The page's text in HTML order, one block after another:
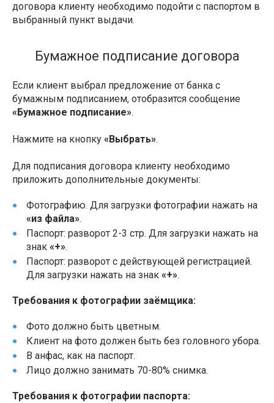
договора клиенту необходимо подойти с паспортом в
выбранный пункт выдачи.
Бумажное подписание договора
Если клиент выбрал предложение от банка с
бумажным подписанием, отобразится сообщение
«Бумажное подписание».
Нажмите на кнопку «Выбрать».
Для подписания договора клиенту необходимо
приложить дополнительные документы:
Фотографию. Для загрузки фотографии нажать на
«из файла».
Паспорт: разворот 2-3 стр. Для загрузки нажать на
знак «+».
Паспорт: разворот с действующей регистрацией.
Для загрузки нажать на знак «+».
Требования к фотографии заёмщика:
Фото должно быть цветным.
Клиент на фото должен быть без головного убора.
В анфас, как на паспорт.
Лицо должно занимать 70-80% снимка.
Требования к фотографии паспорта: